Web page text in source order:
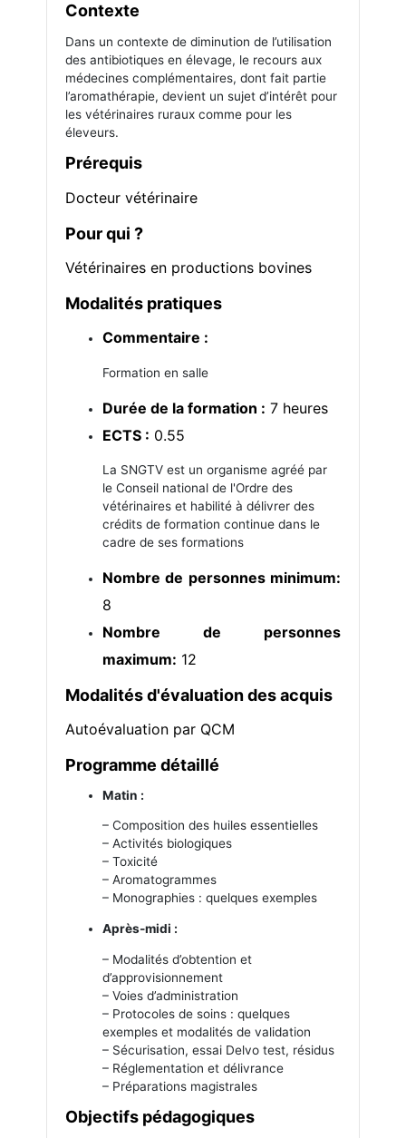
Contexte
Dans un contexte de diminution de l’utilisation
des antibiotiques en élevage, le recours aux
médecines complémentaires, dont fait partie
l’aromathérapie, devient un sujet d’intérêt pour
les vétérinaires ruraux comme pour les
éleveurs.
Prérequis
Docteur vétérinaire
Pour qui ?
Vétérinaires en productions bovines
Modalités pratiques
Commentaire :
Formation en salle
Durée de la formation : 7 heures
ECTS : 0.55
La SNGTV est un organisme agréé par
le Conseil national de l'Ordre des
vétérinaires et habilité à délivrer des
crédits de formation continue dans le
cadre de ses formations
Nombre de personnes minimum:
8
Nombre de personnes
maximum: 12
Modalités d'évaluation des acquis
Autoévaluation par QCM
Programme détaillé
Matin :
– Composition des huiles essentielles
– Activités biologiques
– Toxicité
– Aromatogrammes
– Monographies : quelques exemples
Après-midi :
– Modalités d’obtention et
d’approvisionnement
– Voies d’administration
– Protocoles de soins : quelques
exemples et modalités de validation
– Sécurisation, essai Delvo test, résidus
– Réglementation et délivrance
– Préparations magistrales
Objectifs pédagogiques